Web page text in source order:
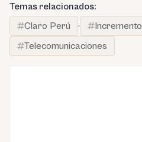
Temas relacionados:
Claro Perú
· Incremento
Telecomunicaciones